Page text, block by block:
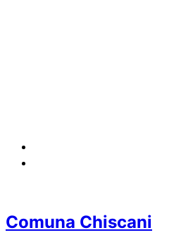
Comuna Chiscani